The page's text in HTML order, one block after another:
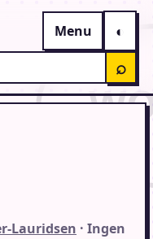
Menu
⌕
Lauridsen · Ingen